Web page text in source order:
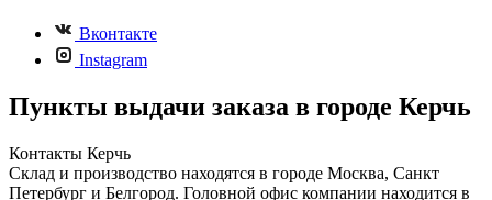
Вконтакте
Instagram
Пункты выдачи заказа в городе Керчь
Контакты Керчь
Склад и производство находятся в городе Москва, Санкт
Петербург и Белгород. Головной офис компании находится в